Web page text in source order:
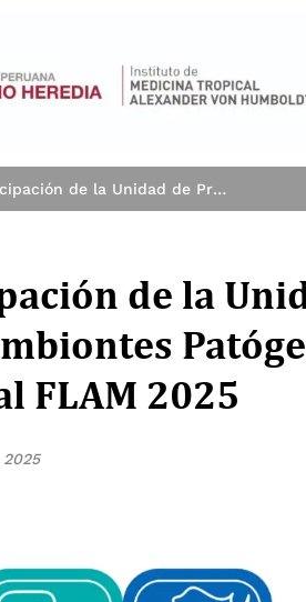
Participación de la Unidad de Protozoarios y Endosimbiontes Patógenos en el Congreso Mundial FLAM 2025
de la
FLAM 2025